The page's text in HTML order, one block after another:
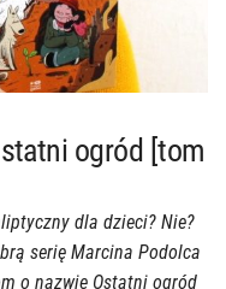
ogród [tom
dla dzieci? Nie?
serię Marcina Podolca
o nazwie Ostatni ogród